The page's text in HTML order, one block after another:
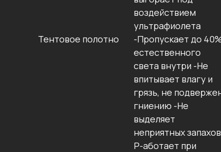
Тентовое полотно
воздействием
ультрафиолета
-Пропускает до
естественного
света внутри -Не
впитывает влагу и
грязь, не
гниению -Не
выделяет
неприятных запахов
Р-аботает при